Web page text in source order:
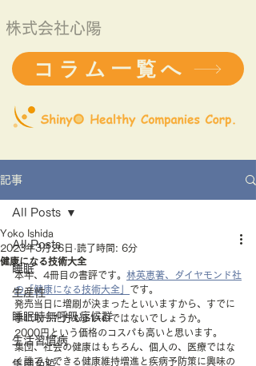
株式会社心陽
コラム一覧へ
記事
All Posts
睡眠
生産性
睡眠時無呼吸症候群
生活習慣病
All Posts
健康になる技術大全
Yoko Ishida
2023年3月26日 読了時間: 6分
本年、4冊目の書評です。 林英恵著、ダイヤモンド社
の「健康になる技術大全」 です。
発売当日に増刷が決まったといいますから、すでに
手に取った方も多いのではないでしょうか。
2000円という価格のコスパも高いと思います。
集団、社会の健康はもちろん、個人の、医療ではな
く誰でもできる健康維持増進と疾病予防策に興味の